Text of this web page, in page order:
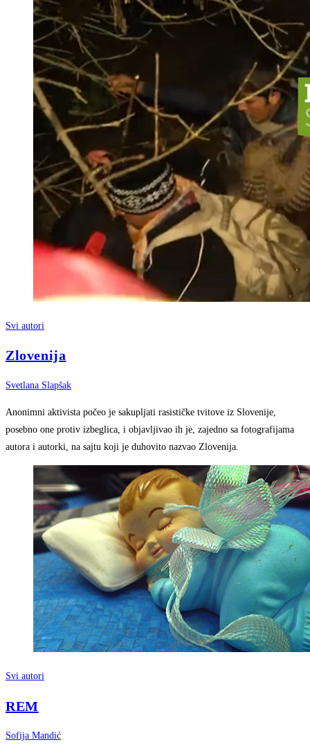
Svi autori
Zlovenija
Svetlana Slapšak
Anonimni aktivista počeo je sakupljati rasističke tvitove iz Slovenije,
posebno one protiv izbeglica, i objavljivao ih je, zajedno sa fotografijama
autora i autorki, na sajtu koji je duhovito nazvao Zlovenija.
Svi autori
REM
Sofija Mandić